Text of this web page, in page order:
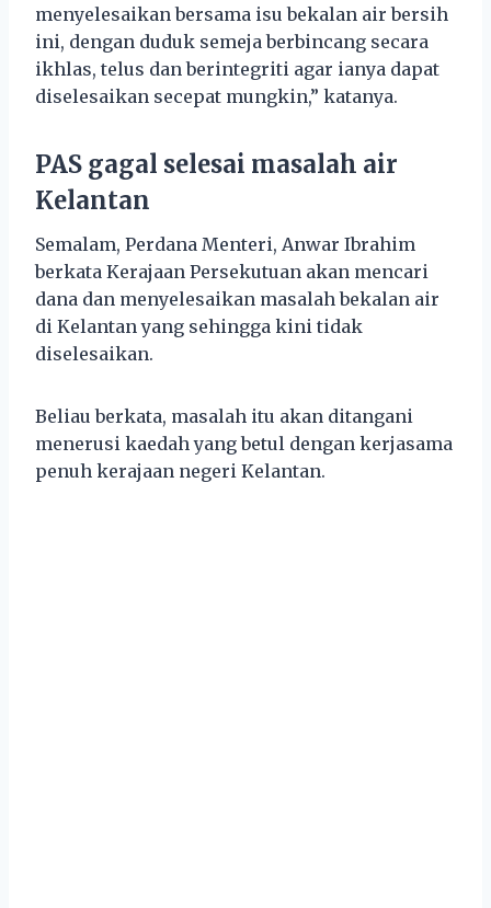
menyelesaikan bersama isu bekalan air bersih
ini, dengan duduk semeja berbincang secara
ikhlas, telus dan berintegriti agar ianya dapat
diselesaikan secepat mungkin,” katanya.
PAS gagal selesai masalah air
Kelantan
Semalam, Perdana Menteri, Anwar Ibrahim
berkata Kerajaan Persekutuan akan mencari
dana dan menyelesaikan masalah bekalan air
di Kelantan yang sehingga kini tidak
diselesaikan.
Beliau berkata, masalah itu akan ditangani
menerusi kaedah yang betul dengan kerjasama
penuh kerajaan negeri Kelantan.